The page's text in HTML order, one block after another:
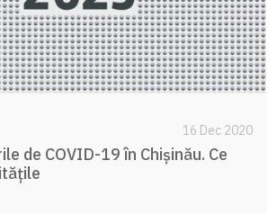
16 Dec 2020
de COVID-19 în Chișinău. Ce